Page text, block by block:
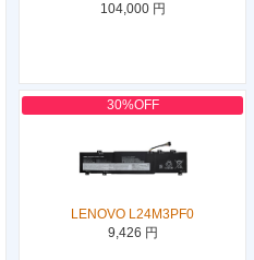
104,000 円
30%OFF
LENOVO L24M3PF0
9,426 円